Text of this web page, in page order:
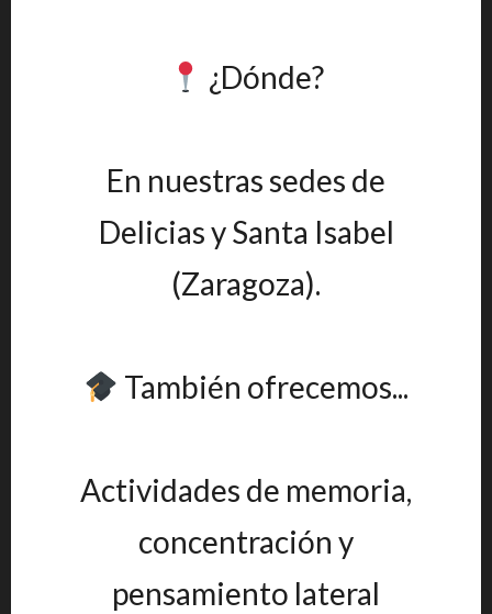
¿Dónde?
En nuestras sedes de
Delicias y Santa Isabel
(Zaragoza).
También ofrecemos...
Actividades de memoria,
concentración y
pensamiento lateral